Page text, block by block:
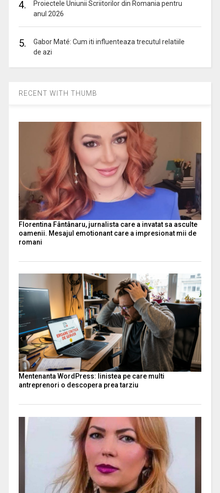
4.
Proiectele Uniunii Scriitorilor din Romania pentru
anul 2026
5.
Gabor Maté: Cum iti influenteaza trecutul relatiile
de azi
RECENT WITH THUMB
Florentina Fântânaru, jurnalista care a invatat sa asculte
oamenii. Mesajul emotionant care a impresionat mii de
romani
Mentenanta WordPress: linistea pe care multi
antreprenori o descopera prea tarziu